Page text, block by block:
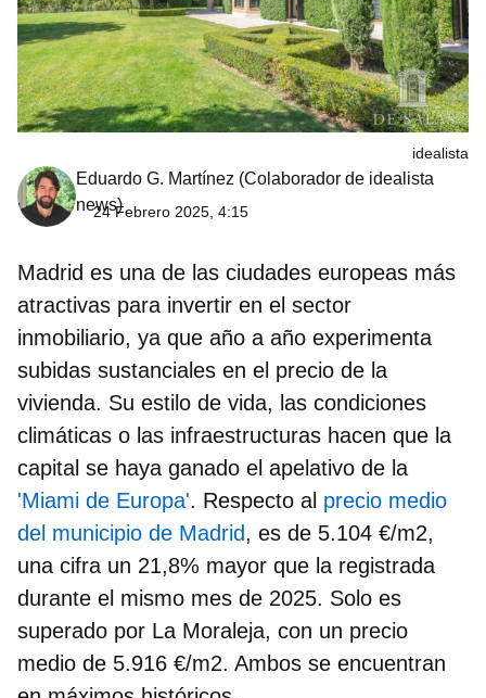
idealista
Eduardo G. Martínez (Colaborador de idealista
news)
24 Febrero 2025, 4:15
Madrid es una de las ciudades europeas más
atractivas para invertir en el sector
inmobiliario, ya que año a año experimenta
subidas sustanciales en el precio de la
vivienda. Su estilo de vida, las condiciones
climáticas o las infraestructuras hacen que la
capital se haya ganado el apelativo de la
'Miami de Europa'. Respecto al precio medio
del municipio de Madrid, es de 5.104 €/m2,
una cifra un 21,8% mayor que la registrada
durante el mismo mes de 2025. Solo es
superado por La Moraleja, con un precio
medio de 5.916 €/m2. Ambos se encuentran